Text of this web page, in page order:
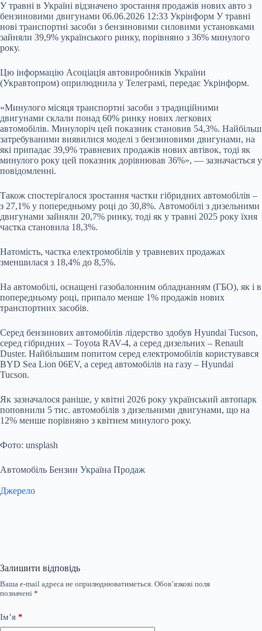
У травні в Україні відзначено зростання продажів нових авто з
бензиновими двигунами 06.06.2026 12:33 Укрінформ У травні
нові транспортні засоби з бензиновими силовими установками
зайняли 39,9% українського ринку, порівняно з 36% минулого
року.
Цю інформацію Асоціація автовиробників України
(Укравтопром) оприлюднила у Телеграмі, передає Укрінформ.
«Минулого місяця транспортні засоби з традиційними
двигунами склали понад 60% ринку нових легкових
автомобілів. Минулоріч цей показник становив 54,3%. Найбільш
затребуваними виявилися моделі з бензиновими двигунами, на
які припадає 39,9% травневих продажів нових автівок, тоді як
минулого року цей показник дорівнював 36%», — зазначається у
повідомленні.
Також спостерігалося зростання частки гібридних автомобілів –
з 27,1% у попередньому році до 30,8%. Автомобілі з дизельними
двигунами зайняли 20,7% ринку, тоді як у травні 2025 року їхня
частка становила 18,3%.
Натомість, частка електромобілів у травневих продажах
зменшилася з 18,4% до 8,5%.
На автомобілі, оснащені газобалонним обладнанням (ГБО), як і в
попередньому році, припало менше 1% продажів нових
транспортних засобів.
Серед бензинових автомобілів лідерство здобув Hyundai Tucson,
серед гібридних – Toyota RAV-4, а серед дизельних – Renault
Duster. Найбільшим попитом серед електромобілів користувався
BYD Sea Lion 06EV, а серед автомобілів на газу – Hyundai
Tucson.
Як зазначалося раніше, у квітні 2026 року український автопарк
поповнили 5 тис. автомобілів з дизельними двигунами, що на
12% менше порівняно з квітнем минулого року.
Фото: unsplash
Автомобіль Бензин Україна Продаж
Джерело
Залишити відповідь
Ваша e-mail адреса не оприлюднюватиметься. Обов’язкові поля
позначені *
Ім’я *